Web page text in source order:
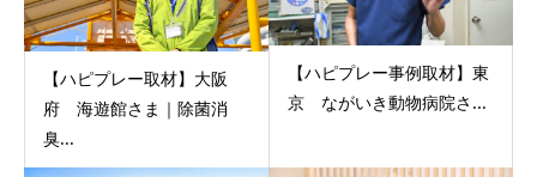
【ハピプレー取材】大阪
府 海遊館さま｜除菌消
臭...
【ハピプレー事例取材】東
京 ながいき動物病院さ...